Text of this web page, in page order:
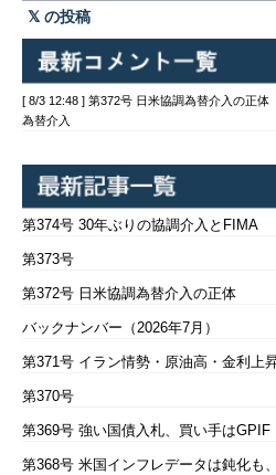
の投稿
[ 8/3 12:48 ] 第372号 日米協調為替介入の正体
為替介入
第374号 30年ぶりの協調介入とFIMA
第373号
第372号 日米協調為替介入の正体
バックナンバー（2026年7月）
第371号 イラン情勢・原油高・金利上
第370号
第369号 強い国債入札、買い手はGPIF
第368号 米国インフレデータは鈍化も